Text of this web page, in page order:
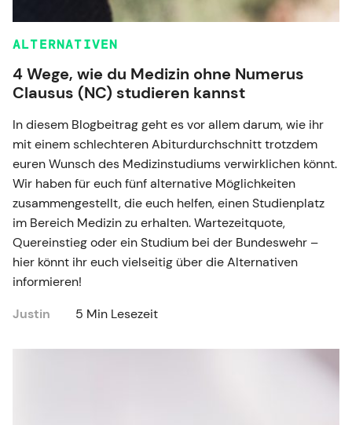
ALTERNATIVEN
4 Wege, wie du Medizin ohne Numerus
Clausus (NC) studieren kannst
In diesem Blogbeitrag geht es vor allem darum, wie ihr
mit einem schlechteren Abiturdurchschnitt trotzdem
euren Wunsch des Medizinstudiums verwirklichen könnt.
Wir haben für euch fünf alternative Möglichkeiten
zusammengestellt, die euch helfen, einen Studienplatz
im Bereich Medizin zu erhalten. Wartezeitquote,
Quereinstieg oder ein Studium bei der Bundeswehr –
hier könnt ihr euch vielseitig über die Alternativen
informieren!
Justin
5 Min Lesezeit